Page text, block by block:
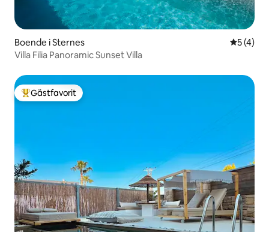
Boende i Sternes 5 av 5 i
5 (4)
Villa Filia Panoramic Sunset Villa
Populär gästfavorit
Gästfavorit